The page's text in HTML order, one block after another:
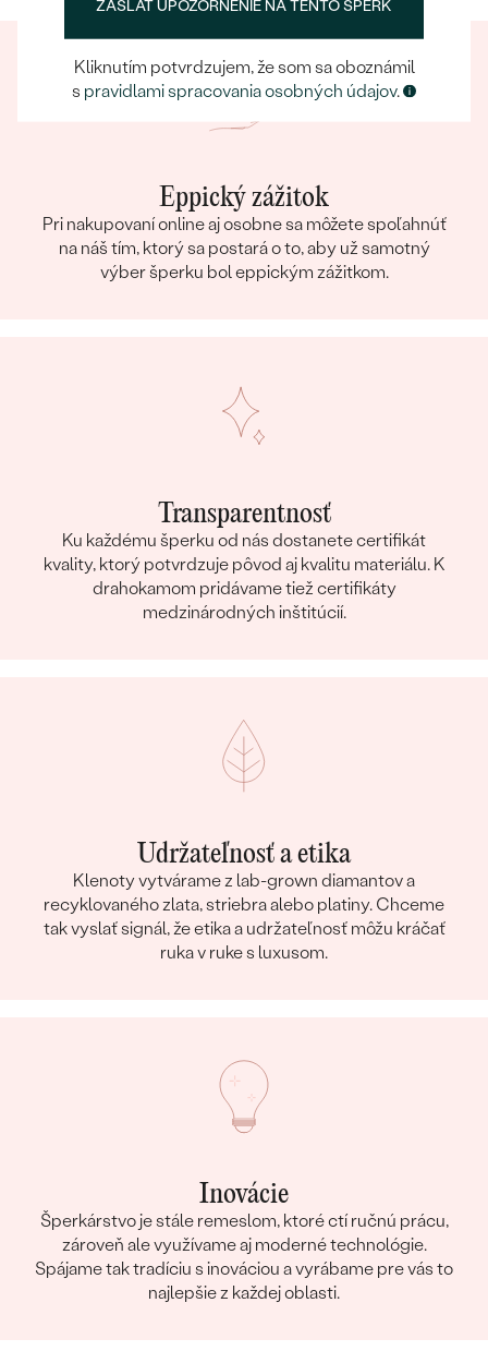
Biela
Eppický zážitok
Pri nakupovaní online aj osobne sa môžete spoľahnúť
na náš tím, ktorý sa postará o to, aby už samotný
výber šperku bol eppickým zážitkom.
Transparentnosť
Ku každému šperku od nás dostanete certifikát
kvality, ktorý potvrdzuje pôvod aj kvalitu materiálu. K
drahokamom pridávame tiež certifikáty
medzinárodných inštitúcií.
Udržateľnosť a etika
Klenoty vytvárame z lab-grown diamantov a
recyklovaného zlata, striebra alebo platiny. Chceme
tak vyslať signál, že etika a udržateľnosť môžu kráčať
ruka v ruke s luxusom.
Inovácie
Šperkárstvo je stále remeslom, ktoré ctí ručnú prácu,
zároveň ale využívame aj moderné technológie.
Spájame tak tradíciu s inováciou a vyrábame pre vás to
najlepšie z každej oblasti.
ZASLAŤ UPOZORNENIE NA TENTO ŠPERK
Kliknutím potvrdzujem, že som sa oboznámil
s pravidlami spracovania osobných údajov.